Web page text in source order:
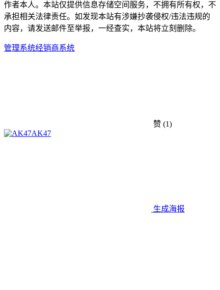
作者本人。本站仅提供信息存储空间服务，不拥有所有权，不
承担相关法律责任。如发现本站有涉嫌抄袭侵权/违法违规的
内容，请发送邮件至举报，一经查实，本站将立刻删除。
管理系统经销商系统
赞 (1)
AK47
生成海报